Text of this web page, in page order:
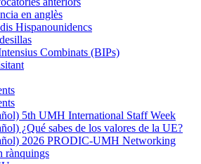
en anglès
Hispanounidencs
Combinats (BIPs)
5th UMH International Staff Week
¿Qué sabes de los valores de la UE?
2026 PRODIC-UMH Networking
rànquings